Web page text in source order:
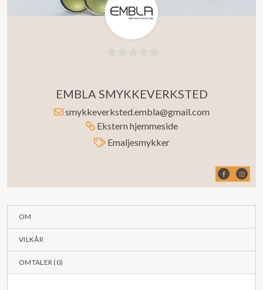
av
5
EMBLA SMYKKEVERKSTED
smykkeverksted.embla@gmail.com
Ekstern hjemmeside
Emaljesmykker
OM
VILKÅR
OMTALER (0)